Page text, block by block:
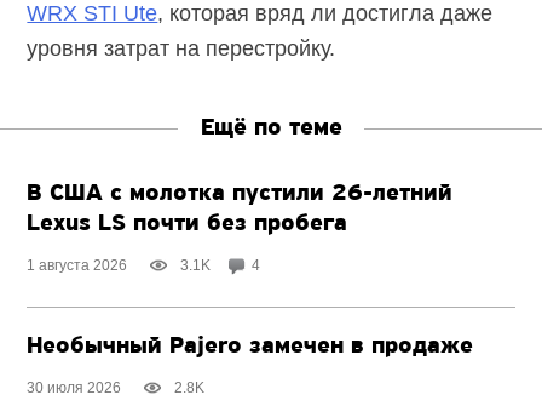
WRX STI Ute, которая вряд ли достигла даже
уровня затрат на перестройку.
Ещё по теме
В США с молотка пустили 26-летний
Lexus LS почти без пробега
1 августа 2026 3.1K 4
Необычный Pajero замечен в продаже
30 июля 2026 2.8K